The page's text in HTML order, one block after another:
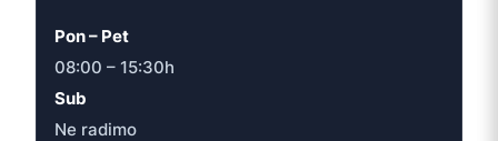
Pon – Pet
08:00 – 15:30h
Sub
Ne radimo